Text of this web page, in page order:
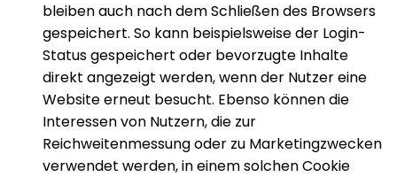
bleiben auch nach dem Schließen des Browsers
gespeichert. So kann beispielsweise der Login-
Status gespeichert oder bevorzugte Inhalte
direkt angezeigt werden, wenn der Nutzer eine
Website erneut besucht. Ebenso können die
Interessen von Nutzern, die zur
Reichweitenmessung oder zu Marketingzwecken
verwendet werden, in einem solchen Cookie